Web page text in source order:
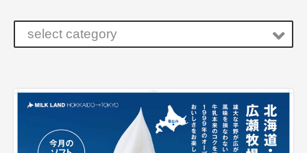
select category